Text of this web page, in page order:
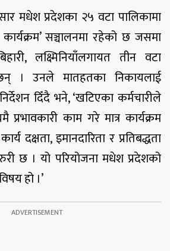
मधेश प्रदेशका २५ वटा पालिकामा
सञ्चालनमा रहेको छ जसमा
लक्ष्मिनियाँलगायत तीन वटा
। उनले मातहतका निकायलाई
दिँदै भने, ‘खटिएका कर्मचारीले
प्रभावकारी काम गरे मात्र कार्यक्रम
दक्षता, इमानदारिता र प्रतिबद्धता
छ । यो परियोजना मधेश प्रदेशको
हो ।’